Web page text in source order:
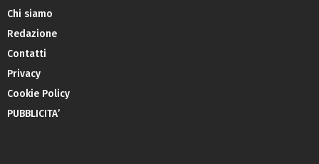
Chi siamo
Redazione
Contatti
Privacy
Cookie Policy
PUBBLICITA’